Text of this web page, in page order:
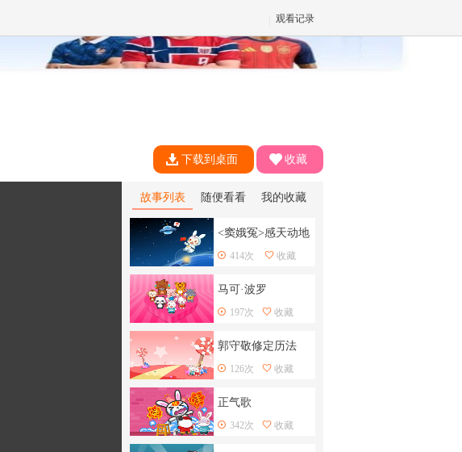
观看记录
下载到桌面 收藏
故事列表 随便看看 我的收藏
<窦娥冤>感天动地
414次 收藏
马可·波罗
197次 收藏
郭守敬修定历法
126次 收藏
正气歌
342次 收藏